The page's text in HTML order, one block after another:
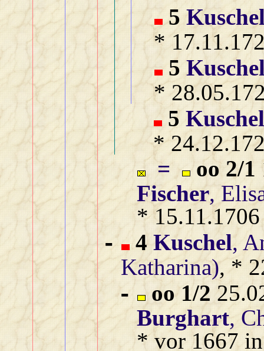
5
*
5
*
5
*
=
oo 2/1
Fischer,
*
- 4 Kuschel,
Katharina), *
- oo 1/2
Burghart,
* vor 1667